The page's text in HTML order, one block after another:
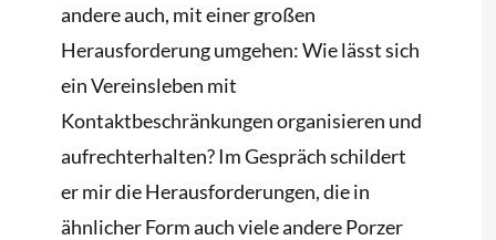
andere auch, mit einer großen
Herausforderung umgehen: Wie lässt sich
ein Vereinsleben mit
Kontaktbeschränkungen organisieren und
aufrechterhalten? Im Gespräch schildert
er mir die Herausforderungen, die in
ähnlicher Form auch viele andere Porzer